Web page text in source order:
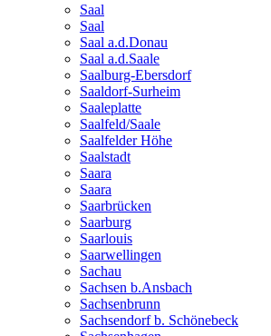
Saal
Saal
Saal a.d.Donau
Saal a.d.Saale
Saalburg-Ebersdorf
Saaldorf-Surheim
Saaleplatte
Saalfeld/Saale
Saalfelder Höhe
Saalstadt
Saara
Saara
Saarbrücken
Saarburg
Saarlouis
Saarwellingen
Sachau
Sachsen b.Ansbach
Sachsenbrunn
Sachsendorf b. Schönebeck